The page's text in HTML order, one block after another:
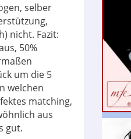
selber
nicht. Fazit:
50%
um die 5
welchen
matching,
aus
gut.